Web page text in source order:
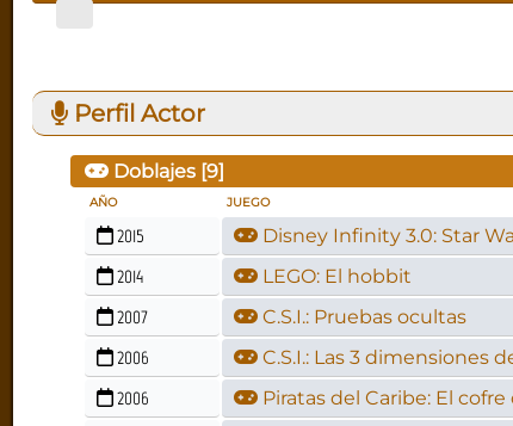
Perfil Actor
Doblajes [9]
AÑO JUEGO
2015 Disney Infinity 3.0: Star
2014 LEGO: El hobbit
2007 C.S.I.: Pruebas ocultas
2006 C.S.I.: Las 3 dimensiones
2006 Piratas del Caribe: El